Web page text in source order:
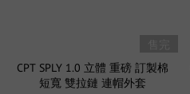
CPT SPLY 1.0 立體 重磅 訂製棉
短寬 雙拉鏈 連帽外套